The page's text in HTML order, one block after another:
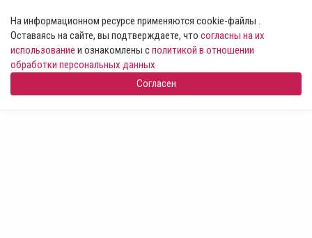
На информационном ресурсе применяются cookie-файлы .
Оставаясь на сайте, вы подтверждаете, что согласны на их
использование и ознакомлены сполитикой в отношении
обработки персональных данных
Согласен